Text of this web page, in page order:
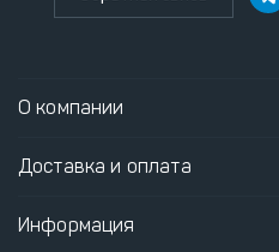
О компании
Доставка и оплата
Информация